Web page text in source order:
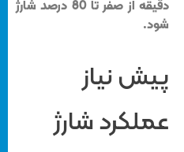
دقیقه از صفر تا 80 درصد شارژ
شود.
پیش نیاز
عملکرد شارژ